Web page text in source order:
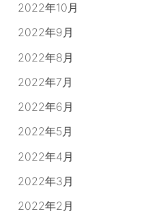
2022年10月
2022年9月
2022年8月
2022年7月
2022年6月
2022年5月
2022年4月
2022年3月
2022年2月